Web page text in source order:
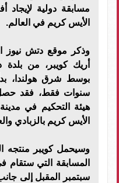
مسابقة دولية
الأيس كريم في العالم.
وذكر موقع دتش نيوز
أريك كويبر، من بلدة
بوسط شرق هولندا،
هيئة التحكيم في
الأيس كريم بالزبادي
وسيحمل كويبر منتجه
المسابقة التي ستقام
سبتمبر المقبل إلى